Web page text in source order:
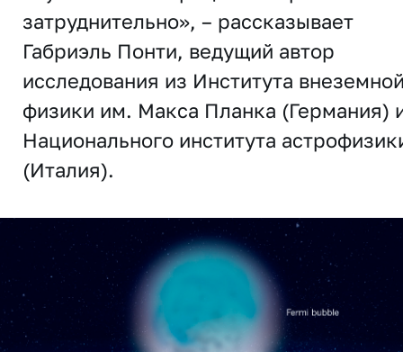
затруднительно», – рассказывает
Габриэль Понти, ведущий автор
исследования из Института
физики им. Макса Планка (Германия)
Национального института
(Италия).